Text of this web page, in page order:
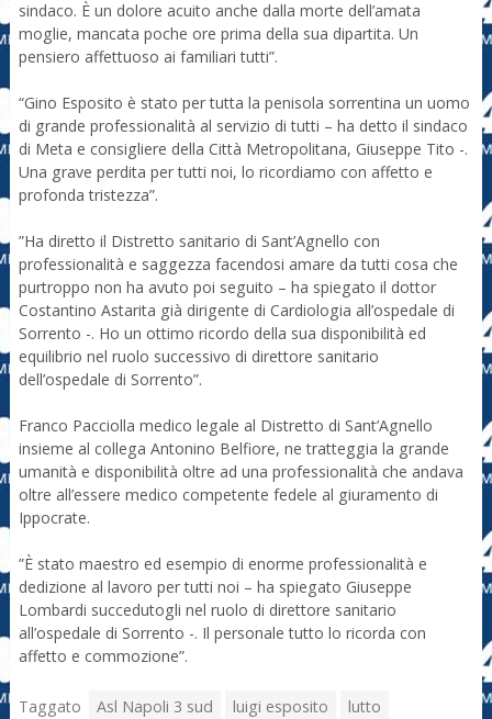
sindaco. È un dolore acuito anche dalla morte dell’amata
moglie, mancata poche ore prima della sua dipartita. Un
pensiero affettuoso ai familiari tutti”.
“Gino Esposito è stato per tutta la penisola sorrentina un uomo
di grande professionalità al servizio di tutti – ha detto il sindaco
di Meta e consigliere della Città Metropolitana, Giuseppe Tito -.
Una grave perdita per tutti noi, lo ricordiamo con affetto e
profonda tristezza”.
”Ha diretto il Distretto sanitario di Sant’Agnello con
professionalità e saggezza facendosi amare da tutti cosa che
purtroppo non ha avuto poi seguito – ha spiegato il dottor
Costantino Astarita già dirigente di Cardiologia all’ospedale di
Sorrento -. Ho un ottimo ricordo della sua disponibilità ed
equilibrio nel ruolo successivo di direttore sanitario
dell’ospedale di Sorrento”.
Franco Pacciolla medico legale al Distretto di Sant’Agnello
insieme al collega Antonino Belfiore, ne tratteggia la grande
umanità e disponibilità oltre ad una professionalità che andava
oltre all’essere medico competente fedele al giuramento di
Ippocrate.
”È stato maestro ed esempio di enorme professionalità e
dedizione al lavoro per tutti noi – ha spiegato Giuseppe
Lombardi succedutogli nel ruolo di direttore sanitario
all’ospedale di Sorrento -. Il personale tutto lo ricorda con
affetto e commozione”.
Taggato Asl Napoli 3 sud luigi esposito
lutto